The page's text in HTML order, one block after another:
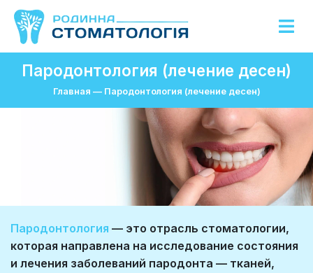
Пародонтология (лечение десен)
Главная — Пародонтология (лечение десен)
Пародонтология — это отрасль стоматологии,
которая направлена ​​на исследование состояния
и лечения заболеваний пародонта — тканей,